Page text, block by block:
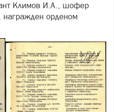
Климов И.А., шофер
награжден орденом